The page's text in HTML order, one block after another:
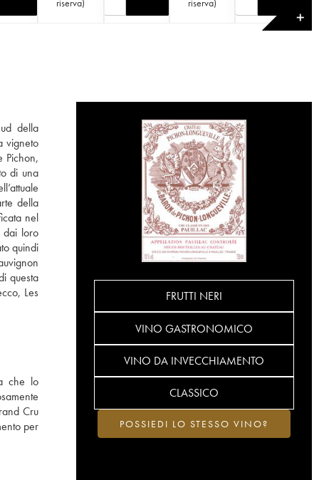
riserva)
riserva)
✕
della
vigneto
Pichon,
di una
della
nel
dai loro
quindi
questa
Les
che lo
Cru
per
FRUTTI NERI
VINO GASTRONOMICO
VINO DA INVECCHIAMENTO
CLASSICO
POSSIEDI LO STESSO VINO?